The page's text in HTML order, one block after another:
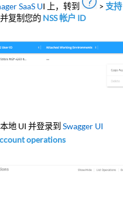
SaaS UI 上，转到 > 支持
复制您的 NSS 帐户 ID
地 UI 并登录到Swagger UI
operations